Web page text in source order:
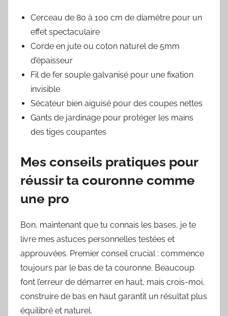
Cerceau de 80 à 100 cm de diamètre pour un
effet spectaculaire
Corde en jute ou coton naturel de 5mm
d’épaisseur
Fil de fer souple galvanisé pour une fixation
invisible
Sécateur bien aiguisé pour des coupes nettes
Gants de jardinage pour protéger les mains
des tiges coupantes
Mes conseils pratiques pour
réussir ta couronne comme
une pro
Bon, maintenant que tu connais les bases, je te
livre mes astuces personnelles testées et
approuvées. Premier conseil crucial : commence
toujours par le bas de ta couronne. Beaucoup
font l’erreur de démarrer en haut, mais crois-moi,
construire de bas en haut garantit un résultat plus
équilibré et naturel.